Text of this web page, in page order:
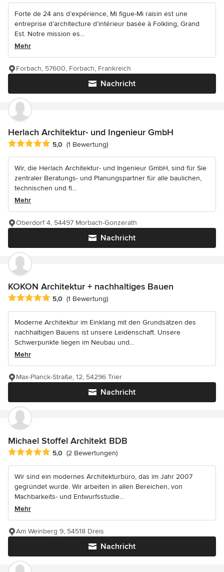
Forte de 24 ans d’expérience, Mi figue-Mi raisin est une
entreprise d’architecture d’intérieur basée à Folkling, Grand
Est. Notre mission es...
Mehr
Nachricht
Forbach, 57600, Forbach, Frankreich
Herlach Architektur- und Ingenieur GmbH
Durchschnittliche Bewertung: 5 von 5 Sternen
5,0 (1 Bewertung)
Wir, die Herlach Architektur- und Ingenieur GmbH, sind für Sie
zentraler Beratungs- und Planungspartner für alle baulichen,
technischen und fi...
Mehr
Nachricht
Oberdorf 4, 54497 Morbach-Gonzerath
KOKON Architektur + nachhaltiges Bauen
Durchschnittliche Bewertung: 5 von 5 Sternen
5,0 (1 Bewertung)
Moderne Architektur im Einklang mit den Grundsätzen des
nachhaltigen Bauens ist unsere Leidenschaft. Unsere
Schwerpunkte liegen im Neubau und...
Mehr
Nachricht
Max-Planck-Straße, 12, 54296 Trier
Michael Stoffel Architekt BDB
Durchschnittliche Bewertung: 5 von 5 Sternen
5,0 (2 Bewertungen)
Wir sind ein modernes Architekturbüro, das im Jahr 2007
gegründet wurde. Wir arbeiten in allen Bereichen, von
Machbarkeits- und Entwurfsstudie...
Mehr
Nachricht
Am Weinberg 9, 54518 Dreis